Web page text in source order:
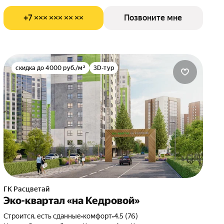
+7 ××× ××× ×× ×× Позвоните мне
скидка до 4000 руб./м² 3D-тур
ГК Расцветай
Эко-квартал «на Кедровой»
Строится, есть сданные•комфорт•4.5 (76)